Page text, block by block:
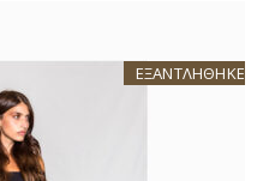
ΕΞΑΝΤΛΗΘΗΚΕ